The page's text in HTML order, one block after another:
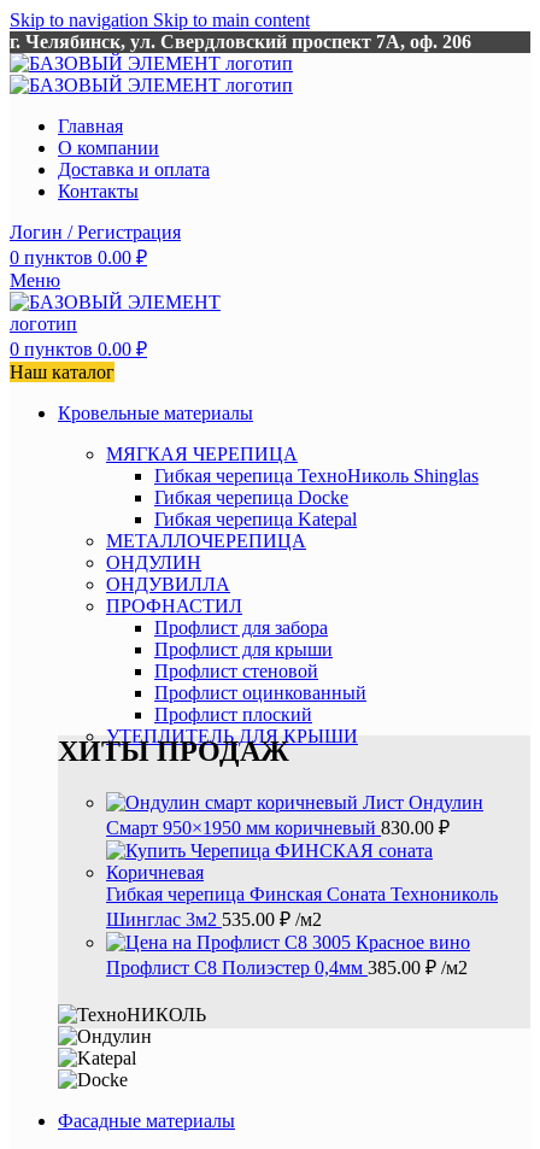
Skip to navigation Skip to main content
г. Челябинск, ул. Свердловский проспект 7А, оф. 206
Главная
О компании
Доставка и оплата
Контакты
Логин / Регистрация
0 пунктов 0.00 ₽
Меню
0 пунктов 0.00 ₽
Наш каталог
Кровельные материалы
МЯГКАЯ ЧЕРЕПИЦА
Гибкая черепица ТехноНиколь Shinglas
Гибкая черепица Docke
Гибкая черепица Katepal
МЕТАЛЛОЧЕРЕПИЦА
ОНДУЛИН
ОНДУВИЛЛА
ПРОФНАСТИЛ
Профлист для забора
Профлист для крыши
Профлист стеновой
Профлист оцинкованный
Профлист плоский
УТЕПЛИТЕЛЬ ДЛЯ КРЫШИ
ХИТЫ ПРОДАЖ
Лист Ондулин
Смарт 950×1950 мм коричневый 830.00 ₽
Гибкая черепица Финская Соната Технониколь
Шинглас 3м2 535.00 ₽ /м2
Профлист С8 Полиэстер 0,4мм 385.00 ₽ /м2
Фасадные материалы